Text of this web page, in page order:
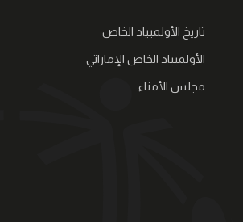
تاريخ الأولمبياد الخاص
الأولمبياد الخاص الإماراتي
مجلس الأمناء